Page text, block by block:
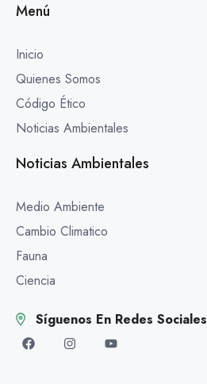
Menú
Inicio
Quienes Somos
Código Ético
Noticias Ambientales
Noticias Ambientales
Medio Ambiente
Cambio Climatico
Fauna
Ciencia
Síguenos En Redes Sociales